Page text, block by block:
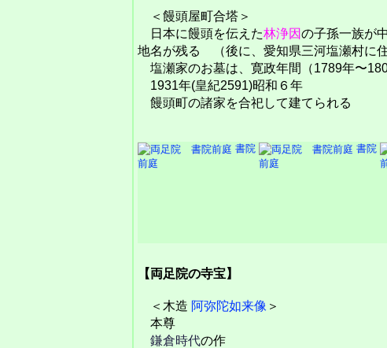
＜饅頭屋町合塔＞
日本に饅頭を伝えた林浄因の子孫一族が
地名が残る （後に、愛知県三河塩瀬村に
塩瀬家のお墓は、寛政年間（1789年〜
1931年(皇紀2591)昭和６年
饅頭町の諸家を合祀して建てられる
書院
前庭
書院
前庭
【両足院の寺宝】
＜木造 阿弥陀如来像 ＞
本尊
鎌倉時代の作